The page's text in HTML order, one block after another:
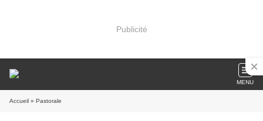
Publicité
MENU
Accueil » Pastorale